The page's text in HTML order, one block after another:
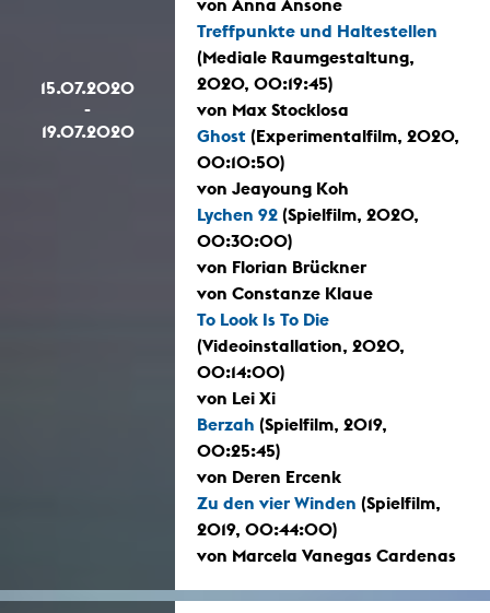
15.07.2020
-
19.07.2020
von Anna Ansone
Treffpunkte und Haltestellen
(Mediale Raumgestaltung,
2020, 00:19:45)
von Max Stocklosa
Ghost (Experimentalfilm, 2020,
00:10:50)
von Jeayoung Koh
Lychen 92 (Spielfilm, 2020,
00:30:00)
von Florian Brückner
von Constanze Klaue
To Look Is To Die
(Videoinstallation, 2020,
00:14:00)
von Lei Xi
Berzah (Spielfilm, 2019,
00:25:45)
von Deren Ercenk
Zu den vier Winden (Spielfilm,
2019, 00:44:00)
von Marcela Vanegas Cardenas